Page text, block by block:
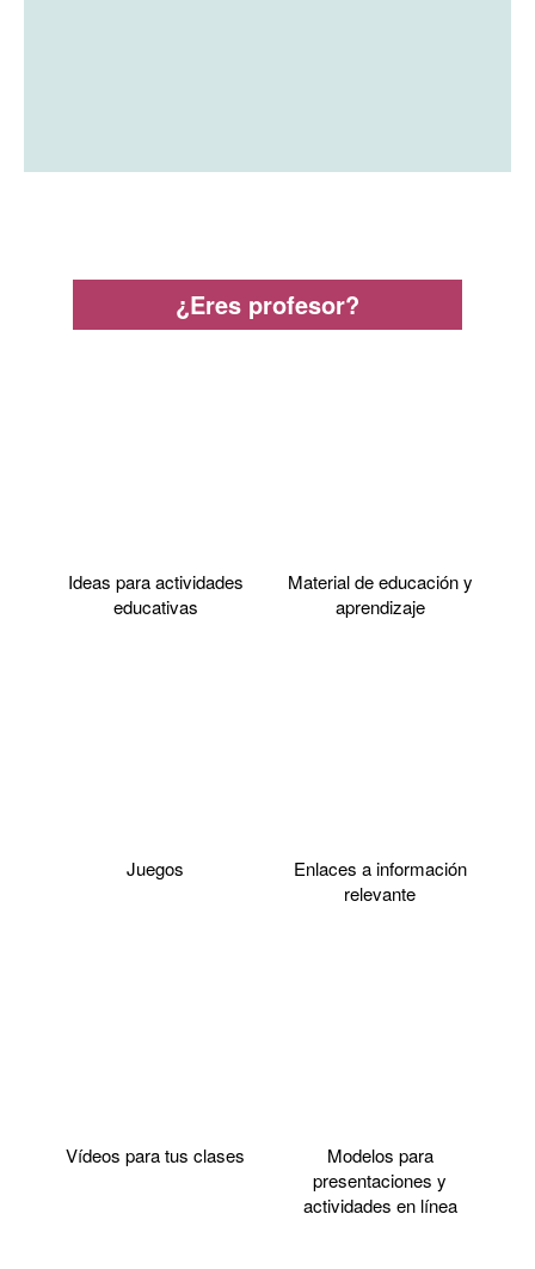
¿Eres profesor?
Ideas para actividades
educativas
Material de educación y
aprendizaje
Juegos
Enlaces a información
relevante
Vídeos para tus clases
Modelos para
presentaciones y
actividades en línea